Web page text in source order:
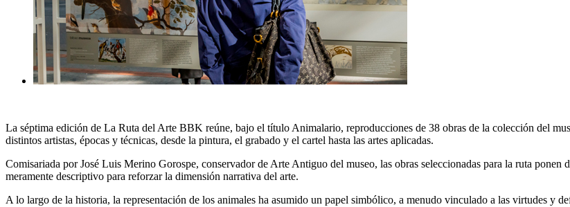
La séptima edición de La Ruta del Arte BBK reúne, bajo el título Animalario, reproducciones de 38 obras de la colección del
distintos artistas, épocas y técnicas, desde la pintura, el grabado y el cartel hasta las artes aplicadas.
Comisariada porJosé Luis Merino Gorospe, conservador de Arte Antiguo del museo, las obras seleccionadas para la ruta
meramente descriptivo para reforzar la dimensión narrativa del arte.
A lo largo de la historia, la representación de los animales ha asumido un papel simbólico, a menudo vinculado a las virtudes y